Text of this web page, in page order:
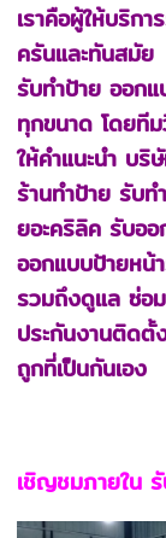
เราคือผู้ให้บริก
ครันและทันสมัย
รับทำป้าย ออก
ทุกขนาด โดยที
ให้คำแนะนำ บ
ร้านทำป้าย รับทํ
ยอะคริลิค รับอ
ออกแบบป้ายหน้
รวมถึงดูแล ซ่อ
ประกันงานติดตั้
ถูกที่เป็นกันเอง
เชิญชมภายใน